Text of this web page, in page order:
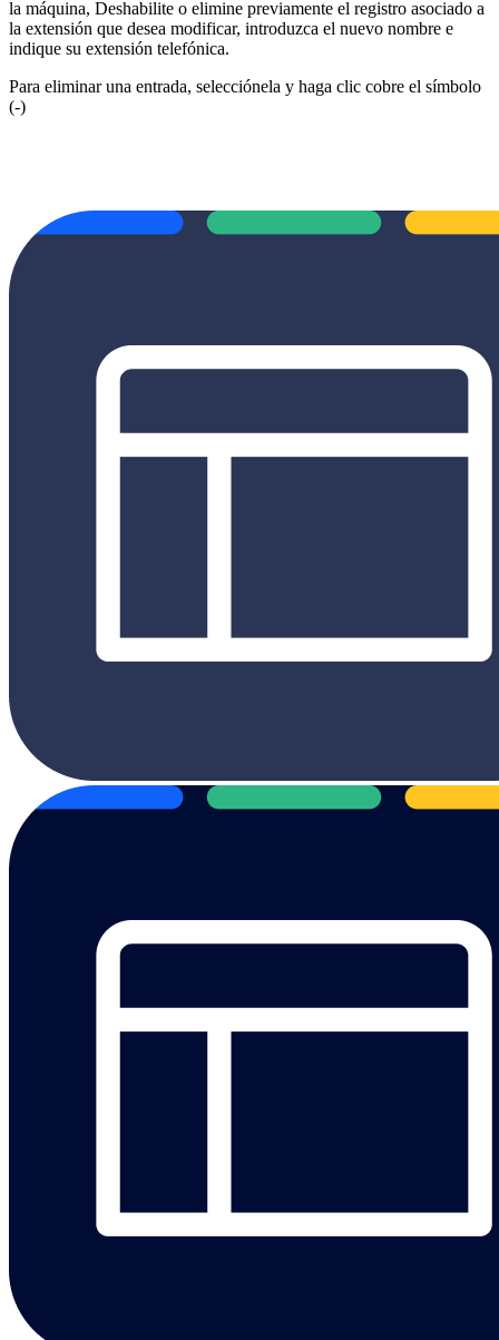
la máquina, Deshabilite o elimine previamente el registro asociado a
la extensión que desea modificar, introduzca el nuevo nombre e
indique su extensión telefónica.
Para eliminar una entrada, selecciónela y haga clic cobre el símbolo
(-)